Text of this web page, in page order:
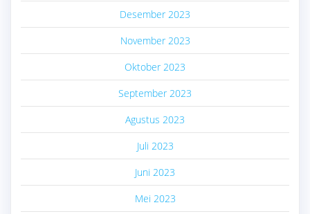
Desember 2023
November 2023
Oktober 2023
September 2023
Agustus 2023
Juli 2023
Juni 2023
Mei 2023